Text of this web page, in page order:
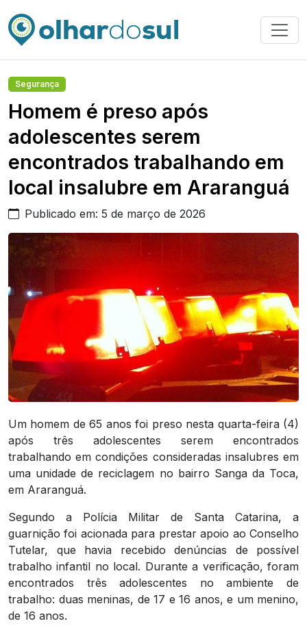
Segurança
Homem é preso após
adolescentes serem
encontrados trabalhando em
local insalubre em Araranguá
Publicado em: 5 de março de 2026
Um homem de 65 anos foi preso nesta quarta-feira (4)
após três adolescentes serem encontrados
trabalhando em condições consideradas insalubres em
uma unidade de reciclagem no bairro Sanga da Toca,
em Araranguá.
Segundo a Polícia Militar de Santa Catarina, a
guarnição foi acionada para prestar apoio ao Conselho
Tutelar, que havia recebido denúncias de possível
trabalho infantil no local. Durante a verificação, foram
encontrados três adolescentes no ambiente de
trabalho: duas meninas, de 17 e 16 anos, e um menino,
de 16 anos.